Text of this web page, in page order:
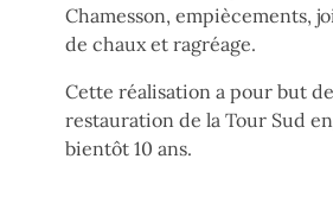
Chamesson, empiècements,
de chaux et ragréage.
Cette réalisation a pour but
restauration de la Tour Sud
bientôt 10 ans.